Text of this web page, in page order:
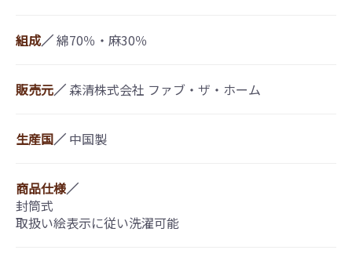
組成／綿70％・麻30％
販売元／ 森清株式会社 ファブ・ザ・ホーム
生産国／ 中国製
商品仕様／
封筒式
取扱い絵表示に従い洗濯可能